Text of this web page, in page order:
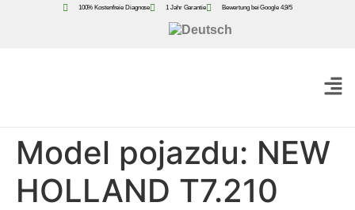
100% Kostenfreie Diagnose 1 Jahr Garantie Bewertung bei Google 4,9/5
Model pojazdu: NEW
HOLLAND T7.210